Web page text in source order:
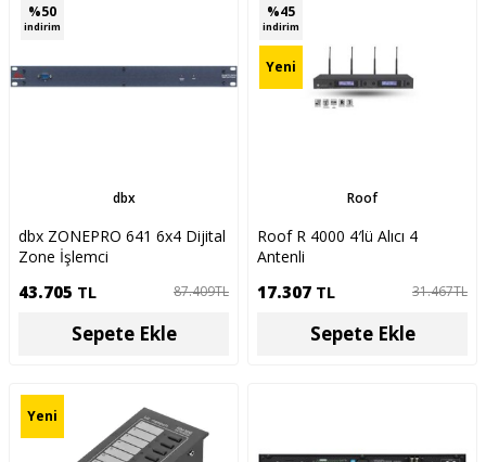
%50
indirim
dbx
dbx ZONEPRO 641 6x4 Dijital
Zone İşlemci
43.705 TL 87.409TL
Sepete Ekle
%45
indirim
Yeni
Roof
Roof R 4000 4′lü Alıcı 4
Antenli
17.307 TL 31.467TL
Sepete Ekle
Yeni